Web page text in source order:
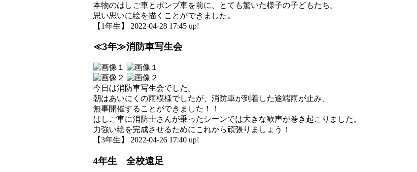
本物のはしご車とポンプ車を前に、とても驚いた様子の子どもたち。
思い思いに絵を描くことができました。
【1年生】 2022-04-28 17:45 up!
≪3年≫消防車写生会
今日は消防車写生会でした。
朝はあいにくの雨模様でしたが、消防車が到着した途端雨が止み、
無事開催することができました！！
はしご車に消防士さんが乗ったシーンでは大きな歓声が巻き起こりました。
力強い絵を完成させるためにこれから頑張りましょう！
【3年生】 2022-04-26 17:40 up!
4年生 全校遠足